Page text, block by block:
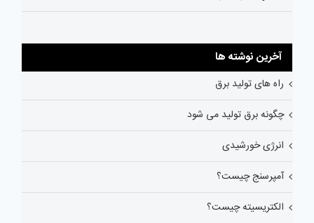
آخرین نوشته ها
راه های تولید برق
چگونه برق تولید می شود
انرژی خورشیدی
آمپرسنج چیست؟
الکتریسیته چیست؟